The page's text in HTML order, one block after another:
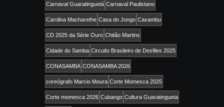
Carnaval Guaratinguetá Carnaval Paulistano
Carolina Macharethe Casa do Jongo Caxambu
CD 2025 da Série Ouro Chitão Martins
Cidade do Samba Circuito Brasileiro de Desfiles 2025
CONASAMBA CONASAMBA 2026
coreógrafo Marcio Moura Corte Momesca 2025
Corte momesca 2026 Cubango Cultura Guaratingueta